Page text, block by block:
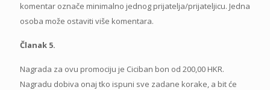
komentar označe minimalno jednog prijatelja/prijateljicu. Jedna
osoba može ostaviti više komentara.
Članak 5.
Nagrada za ovu promociju je Ciciban bon od 200,00 HKR.
Nagradu dobiva onaj tko ispuni sve zadane korake, a bit će